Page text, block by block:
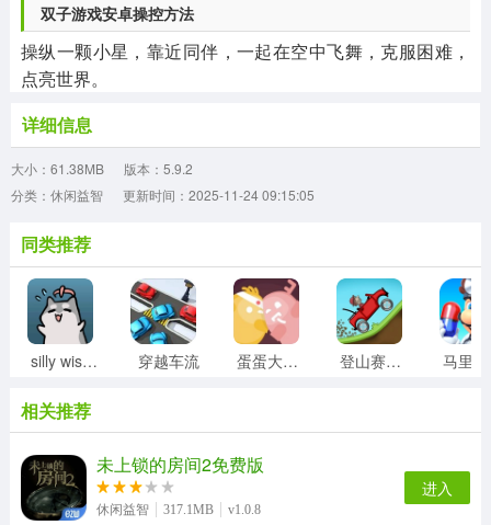
双子游戏安卓操控方法
操纵一颗小星，靠近同伴，一起在空中飞舞，克服困难，
点亮世界。
详细信息
大小：61.38MB
版本：5.9.2
分类：休闲益智
更新时间：2025-11-24 09:15:05
同类推荐
silly wisher最新版 穿越车流 蛋蛋大乱斗 登山赛车1老旧版
相关推荐
未上锁的房间2免费版
休闲益智 317.1MB v1.0.8
进入